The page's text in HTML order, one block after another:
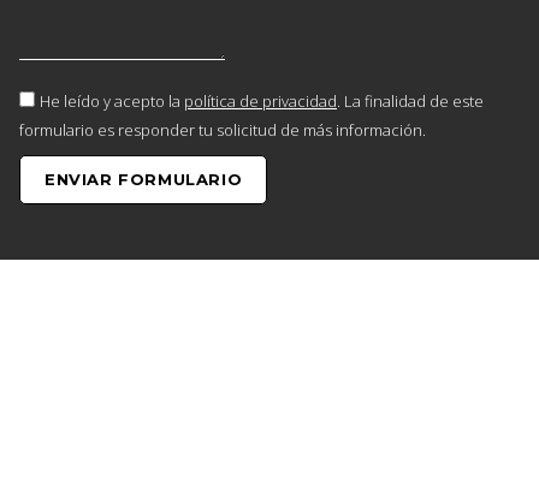
He leído y acepto la política de privacidad. La finalidad de este
formulario es responder tu solicitud de más información.
ENVIAR FORMULARIO